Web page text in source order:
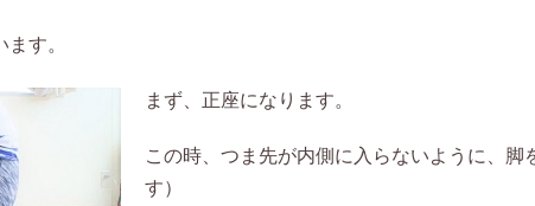
す。
まず、正座になります。
この時、つま先が内側に入らないように、
す）